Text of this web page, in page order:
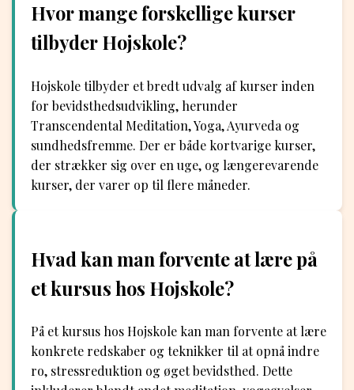
Hvor mange forskellige kurser
tilbyder Hojskole?
Hojskole tilbyder et bredt udvalg af kurser inden
for bevidsthedsudvikling, herunder
Transcendental Meditation, Yoga, Ayurveda og
sundhedsfremme. Der er både kortvarige kurser,
der strækker sig over en uge, og længerevarende
kurser, der varer op til flere måneder.
Hvad kan man forvente at lære på
et kursus hos Hojskole?
På et kursus hos Hojskole kan man forvente at lære
konkrete redskaber og teknikker til at opnå indre
ro, stressreduktion og øget bevidsthed. Dette